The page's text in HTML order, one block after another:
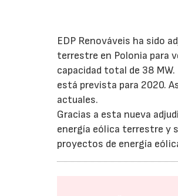
EDP Renováveis ha sido
terrestre en Polonia para
capacidad total de 38
está prevista para 2020.
actuales.
Gracias a esta nueva
energía eólica terrestre y
proyectos de energía